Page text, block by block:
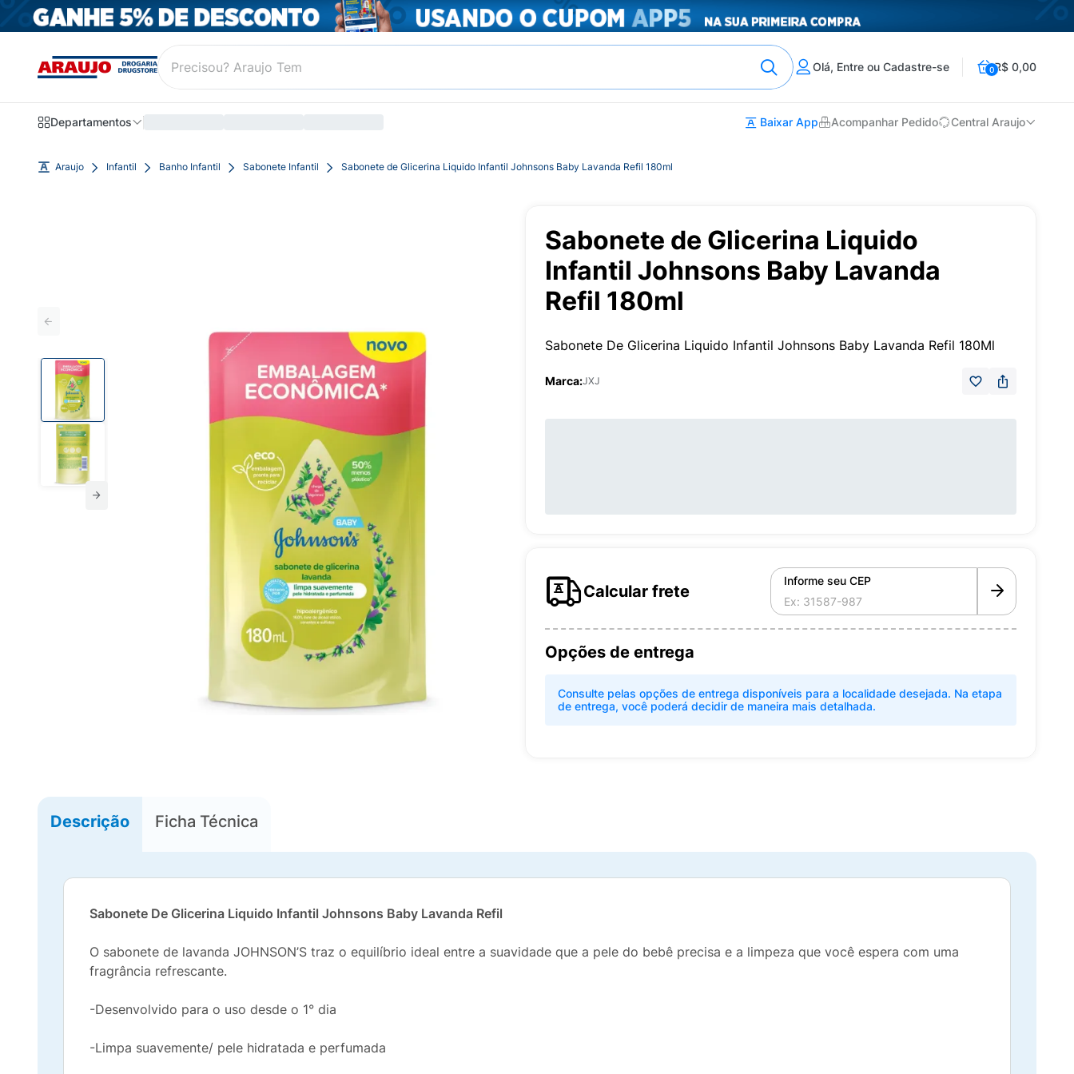
Olá, Entre ou Cadastre-se 0R$ 0,00
Departamentos Baixar App Acompanhar Pedido Central Araujo
Araujo Infantil Banho Infantil Sabonete Infantil Sabonete de Glicerina Liquido Infantil Johnsons Baby Lavanda Refil 180ml
Sabonete de Glicerina Liquido
Infantil Johnsons Baby Lavanda
Refil 180ml
Sabonete De Glicerina Liquido Infantil Johnsons Baby Lavanda Refil 180Ml
Marca:JXJ
Calcular frete
Informe seu CEP
Opções de entrega
Consulte pelas opções de entrega disponíveis para a localidade desejada. Na etapa
de entrega, você poderá decidir de maneira mais detalhada.
Descrição Ficha Técnica
Sabonete De Glicerina Liquido Infantil Johnsons Baby Lavanda Refil
O sabonete de lavanda JOHNSON’S traz o equilíbrio ideal entre a suavidade que a pele do bebê precisa e a limpeza que você espera com uma
fragrância refrescante.
-Desenvolvido para o uso desde o 1° dia
-Limpa suavemente/ pele hidratada e perfumada